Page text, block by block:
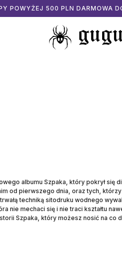
POWYŻEJ 500 PLN DARMOWA
albumu Szpaka, który pokrył
od pierwszego dnia, oraz tych,
techniką sitodruku wodnego
nie mechaci się i nie traci kształtu
Szpaka, który możesz nosić na